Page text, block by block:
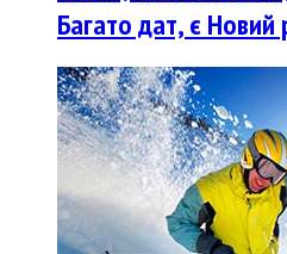
Багато дат, є Новий